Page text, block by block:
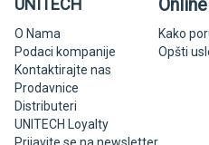
O Nama
Podaci kompanije
Kontaktirajte nas
Prodavnice
Distributeri
UNITECH Loyalty
Prijavite se na newsletter
Kako
Opšti